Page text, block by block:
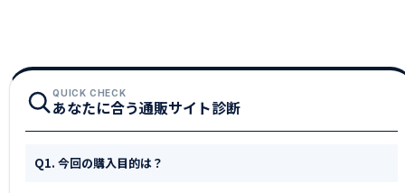
QUICK CHECK
あなたに合う通販サイト診断
Q1. 今回の購入目的は？